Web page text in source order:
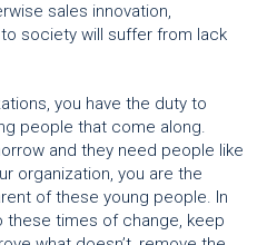
sales innovation,
society will suffer from lack
you have the duty to
people that come along.
and they need people like
organization, you are the
of these young people. In
times of change, keep